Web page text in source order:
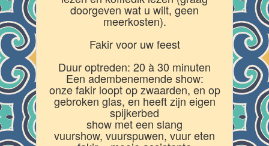
doorgeven wat u wilt, geen
meerkosten).
Fakir voor uw feest
Duur optreden: 20 à 30 minuten
Een adembenemende show:
onze fakir loopt op zwaarden, en op
gebroken glas, en heeft zijn eigen
spijkerbed
show met een slang
vuurshow, vuurspuwen, vuur eten